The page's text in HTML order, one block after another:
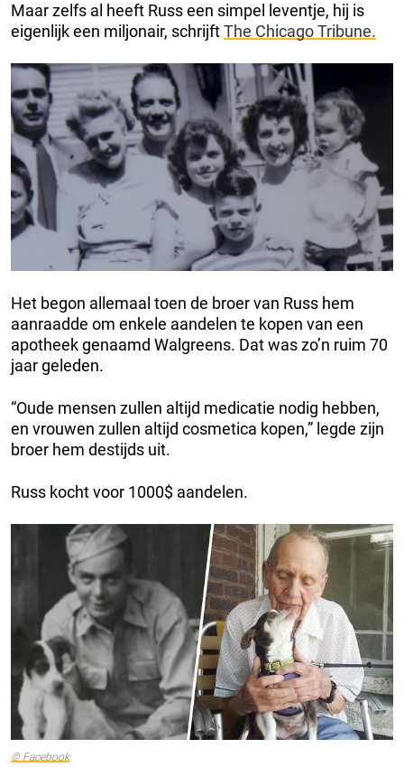
Maar zelfs al heeft Russ een simpel leventje, hij is
eigenlijk een miljonair, schrijftThe Chicago Tribune.
Het begon allemaal toen de broer van Russ hem
aanraadde om enkele aandelen te kopen van een
apotheek genaamd Walgreens. Dat was zo’n ruim 70
jaar geleden.
“Oude mensen zullen altijd medicatie nodig hebben,
en vrouwen zullen altijd cosmetica kopen,” legde zijn
broer hem destijds uit.
Russ kocht voor 1000$ aandelen.
© Facebook